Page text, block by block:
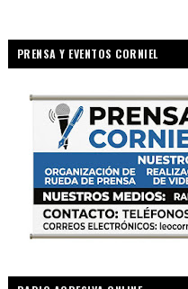
PRENSA Y EVENTOS CORNIEL